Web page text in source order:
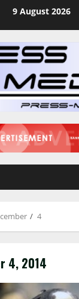
9 August 2026
4
4, 2014